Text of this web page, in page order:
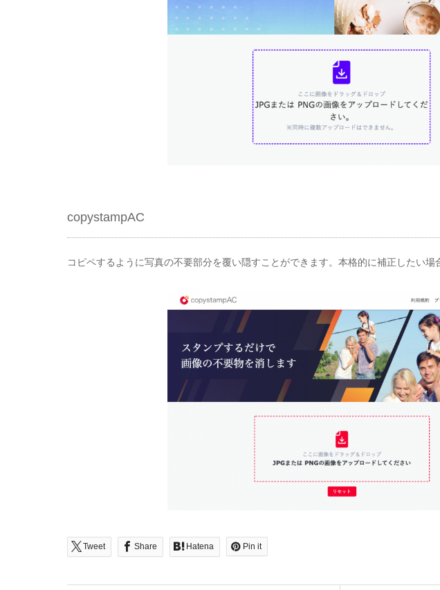
copystampAC
コピペするように写真の不要部分を覆い隠すことができます。本格的に補正したい場
Tweet Share Hatena Pin it